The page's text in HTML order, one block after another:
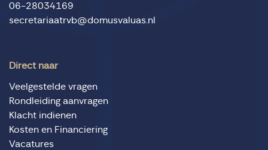
06-28034169
secretariaatrvb@domusvaluas.nl
Direct naar
Veelgestelde vragen
Rondleiding aanvragen
Klacht indienen
Kosten en Financiering
Vacatures